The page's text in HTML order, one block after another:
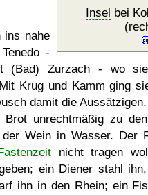
Insel bei
ins nahe
-
(Bad) Zurzach - wo sie
Krug und Kamm ging
damit die
Brot unrechtmäßig zu
Wein in Wasser. Der
nicht tragen
ein Diener stahl
ihn in den Rhein; ein